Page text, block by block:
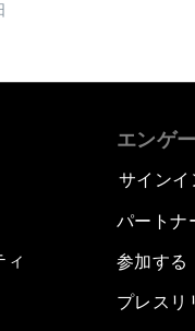
ィ
エンゲ
サインイ
パートナ
参加する
プレスリ